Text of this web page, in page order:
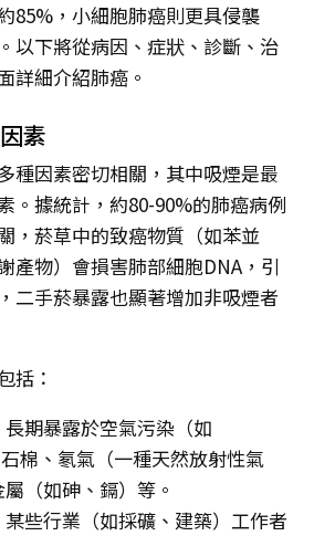
85%，小細胞肺癌則更具侵襲
以下將從病因、症狀、診斷、治
詳細介紹肺癌。
素
種因素密切相關，其中吸煙是最
。據統計，約80-90%的肺癌病例
，菸草中的致癌物質（如苯並
產物）會損害肺部細胞DNA，引
二手菸暴露也顯著增加非吸煙者
括：
長期暴露於空氣污染（如
棉、氡氣（一種天然放射性氣
（如砷、鎘）等。
某些行業（如採礦、建築）工作者